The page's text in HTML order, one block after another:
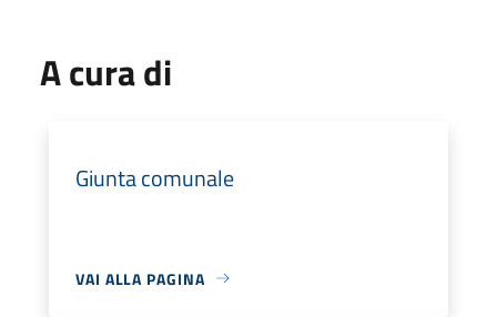
A cura di
Giunta comunale
VAI ALLA PAGINA